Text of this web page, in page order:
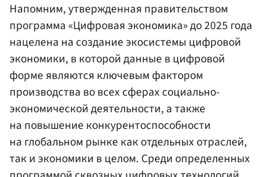
Напомним, утвержденная правительством
программа «Цифровая экономика» до 2025 года
нацелена на создание экосистемы цифровой
экономики, в которой данные в цифровой
форме являются ключевым фактором
производства во всех сферах социально-
экономической деятельности, а также
на повышение конкурентоспособности
на глобальном рынке как отдельных отраслей,
так и экономики в целом. Среди определенных